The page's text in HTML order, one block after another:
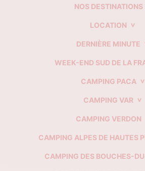
NOS DESTINATIONS
LOCATION
DERNIÈRE MINUTE
WEEK-END SUD DE LA
CAMPING PACA
CAMPING VAR
CAMPING VERDON
CAMPING ALPES DE HAUTES
CAMPING DES BOUCHES-